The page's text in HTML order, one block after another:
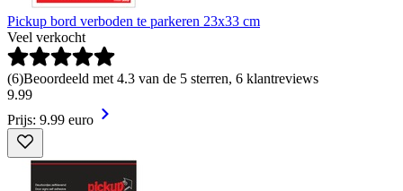
Pickup bord verboden te parkeren 23x33 cm
Veel verkocht
(6)Beoordeeld met 4.3 van de 5 sterren, 6 klantreviews
9.99
Prijs: 9.99 euro